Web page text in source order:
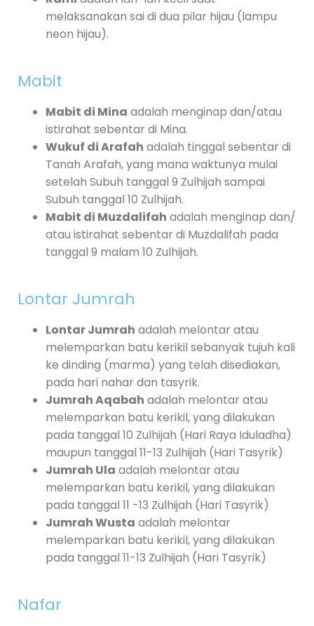
melaksanakan sai di dua pilar hijau (lampu
neon hijau).
Mabit
Mabit di Mina adalah menginap dan/atau
istirahat sebentar di Mina.
Wukuf di Arafah adalah tinggal sebentar di
Tanah Arafah, yang mana waktunya mulai
setelah Subuh tanggal 9 Zulhijah sampai
Subuh tanggal 10 Zulhijah.
Mabit di Muzdalifah adalah menginap dan/
atau istirahat sebentar di Muzdalifah pada
tanggal 9 malam 10 Zulhijah.
Lontar Jumrah
Lontar Jumrah adalah melontar atau
melemparkan batu kerikil sebanyak tujuh kali
ke dinding (marma) yang telah disediakan,
pada hari nahar dan tasyrik.
Jumrah Aqabah adalah melontar atau
melemparkan batu kerikil, yang dilakukan
pada tanggal 10 Zulhijah (Hari Raya Iduladha)
maupun tanggal 11-13 Zulhijah (Hari Tasyrik)
Jumrah Ula adalah melontar atau
melemparkan batu kerikil, yang dilakukan
pada tanggal 11 -13 Zulhijah (Hari Tasyrik)
Jumrah Wusta adalah melontar
melemparkan batu kerikil, yang dilakukan
pada tanggal 11-13 Zulhijah (Hari Tasyrik)
Nafar